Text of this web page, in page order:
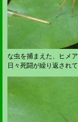
な虫を捕まえた、ヒメ
日々死闘が繰り返され